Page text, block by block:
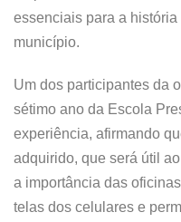
essenciais para a
município.
Um dos participantes da
sétimo ano da Escola
experiência, afirmando
adquirido, que será útil
a importância das
telas dos celulares e